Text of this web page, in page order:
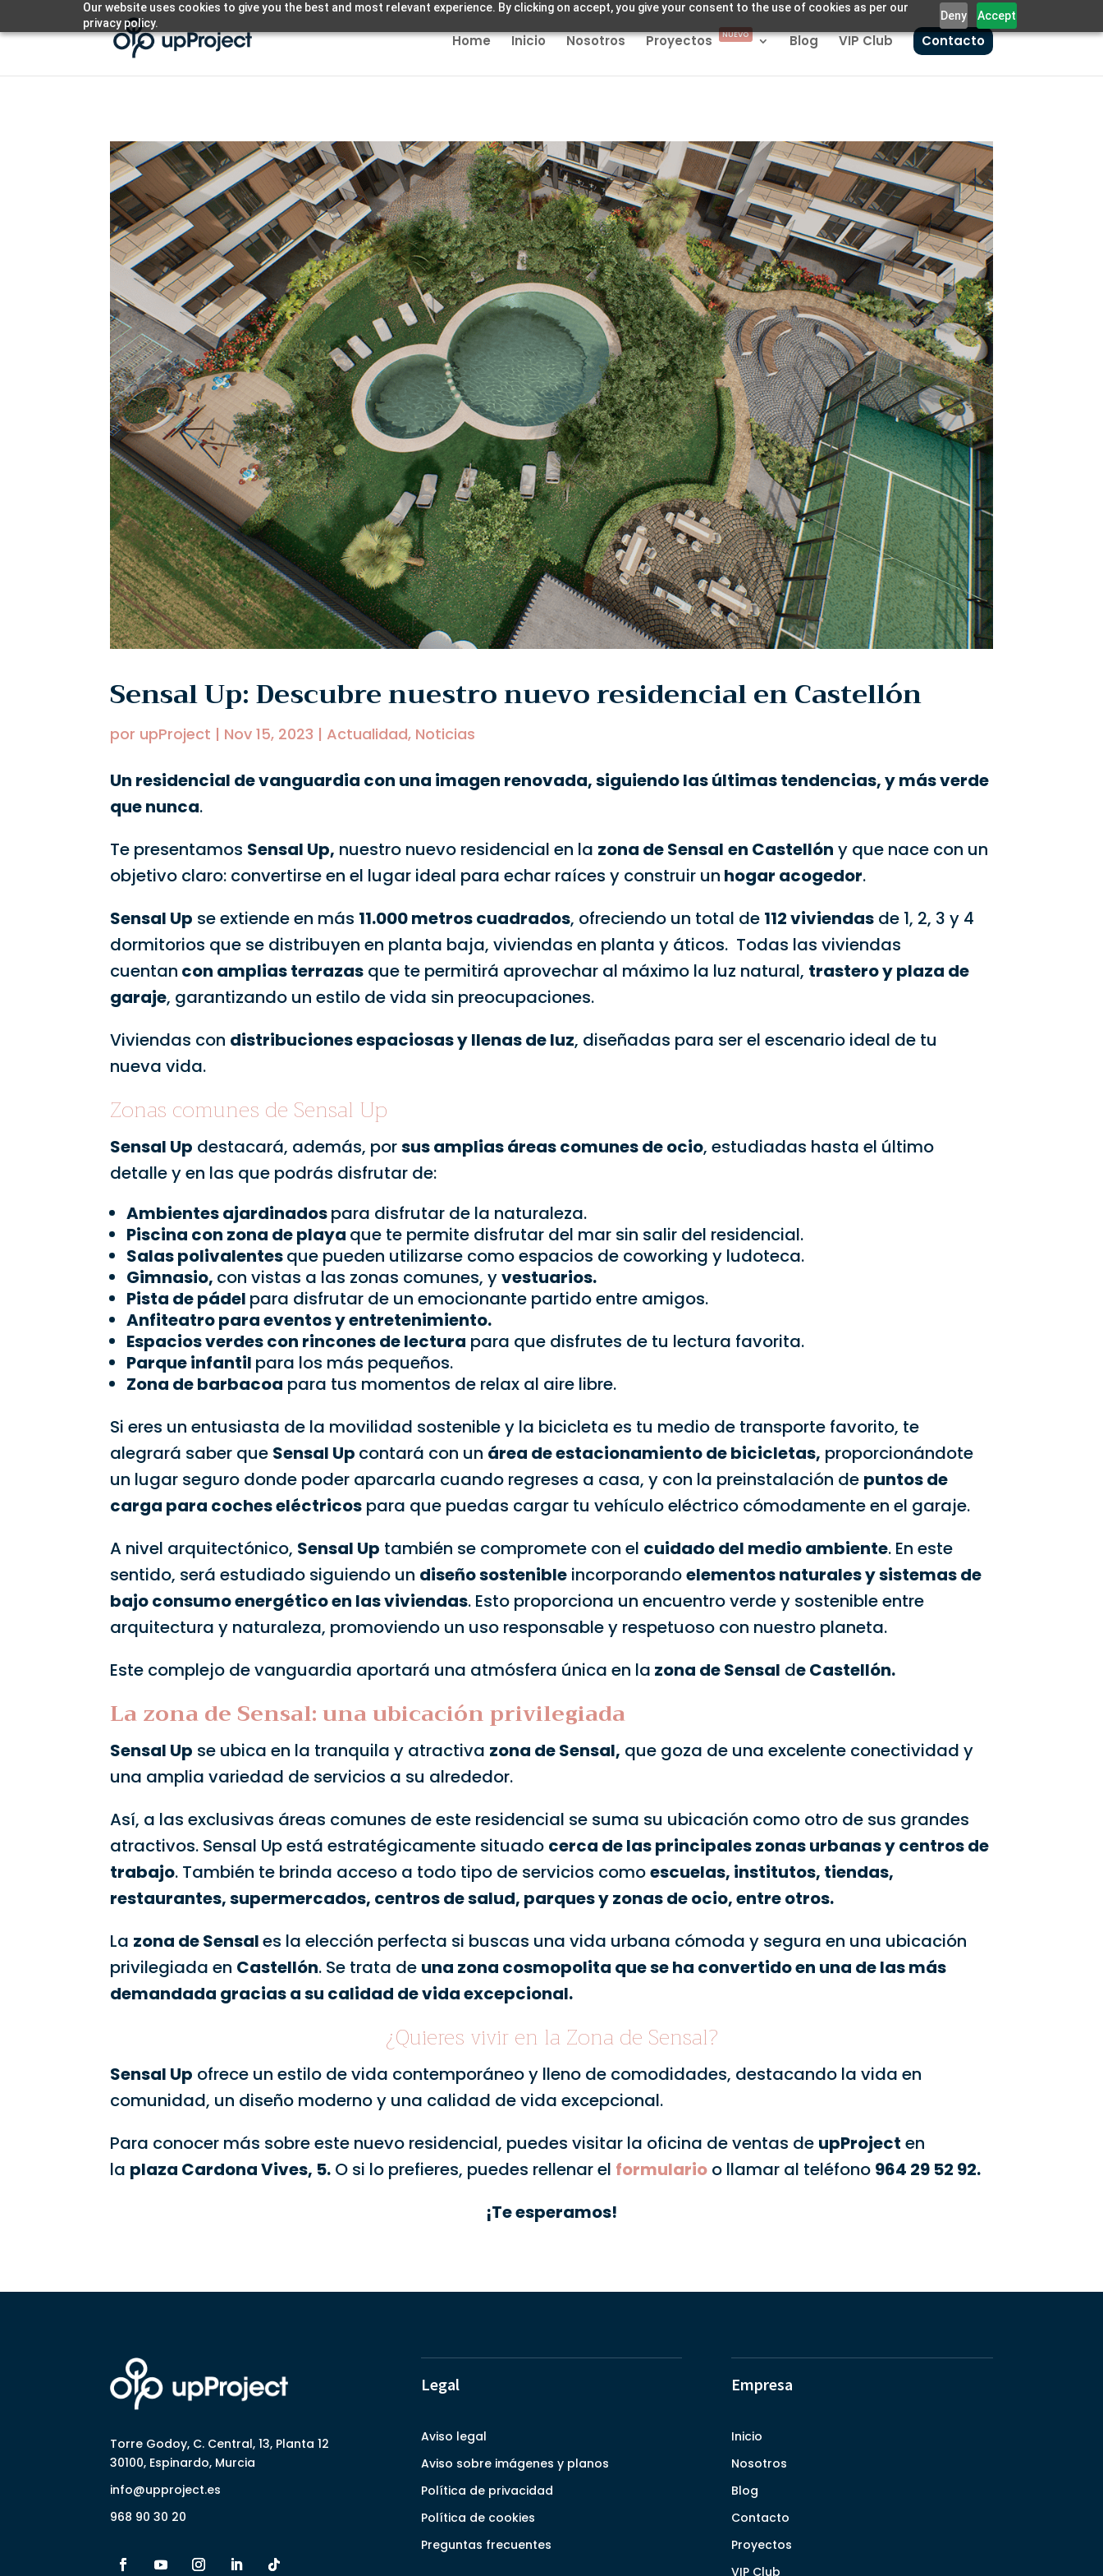
Our website uses cookies to give you the best and most relevant experience. By clicking on accept, you give your consent to the use of cookies as per our
privacy policy.
Deny Accept
Home Inicio Nosotros Proyectos NUEVO Blog VIP Club Contacto
Sensal Up: Descubre nuestro nuevo residencial en Castellón
por upProject | Nov 15, 2023 |Actualidad, Noticias
Un residencial de vanguardia con una imagen renovada, siguiendo las últimas tendencias, y más verde
que nunca.
Te presentamos Sensal Up, nuestro nuevo residencial en la zona de Sensal en Castellón y que nace con un
objetivo claro: convertirse en el lugar ideal para echar raíces y construir un hogar acogedor.
Sensal Up se extiende en más 11.000 metros cuadrados, ofreciendo un total de 112 viviendas de 1, 2, 3 y 4
dormitorios que se distribuyen en planta baja, viviendas en planta y áticos. Todas las viviendas
cuentan con amplias terrazas que te permitirá aprovechar al máximo la luz natural, trastero y plaza de
garaje, garantizando un estilo de vida sin preocupaciones.
Viviendas con distribuciones espaciosas y llenas de luz, diseñadas para ser el escenario ideal de tu
nueva vida.
Zonas comunes de Sensal Up
Sensal Up destacará, además, porsus amplias áreas comunes de ocio, estudiadas hasta el último
detalle y en las que podrás disfrutar de:
Ambientes ajardinadospara disfrutar de la naturaleza.
Piscina con zona de playa que te permite disfrutar del mar sin salir del residencial.
Salas polivalentesque pueden utilizarse como espacios de coworking y ludoteca.
Gimnasio, con vistas a las zonas comunes, yvestuarios.
Pista de pádel para disfrutar de un emocionante partido entre amigos.
Anfiteatro para eventos y entretenimiento.
Espacios verdes con rincones de lectura para que disfrutes de tu lectura favorita.
Parque infantil para los más pequeños.
Zona de barbacoa para tus momentos de relax al aire libre.
Si eres un entusiasta de la movilidad sostenible y la bicicleta es tu medio de transporte favorito, te
alegrará saber que Sensal Up contará con un área de estacionamiento de bicicletas, proporcionándote
un lugar seguro donde poder aparcarla cuando regreses a casa, y con la preinstalación de puntos de
carga para coches eléctricos para que puedas cargar tu vehículo eléctrico cómodamente en el garaje.
A nivel arquitectónico, Sensal Up también se compromete con el cuidado del medio ambiente. En este
sentido, será estudiado siguiendo un diseño sostenible incorporandoelementos naturales y sistemas de
bajo consumo energético en las viviendas. Esto proporciona un encuentro verde y sostenible entre
arquitectura y naturaleza, promoviendo un uso responsable y respetuoso con nuestro planeta.
Este complejo de vanguardia aportará una atmósfera única en la zona de Sensal de Castellón.
La zona de Sensal: una ubicación privilegiada
Sensal Up se ubica en la tranquila y atractiva zona de Sensal, que goza de una excelente conectividad y
una amplia variedad de servicios a su alrededor.
Así, a las exclusivas áreas comunes de este residencial se suma su ubicación como otro de sus grandes
atractivos. Sensal Up está estratégicamente situado cerca de las principales zonas urbanas y centros de
trabajo. También te brinda acceso a todo tipo de servicios comoescuelas, institutos, tiendas,
restaurantes, supermercados, centros de salud, parques y zonas de ocio, entre otros.
La zona de Sensales la elección perfecta si buscas una vida urbana cómoda y segura en una ubicación
privilegiada en Castellón. Se trata de una zona cosmopolita que se ha convertido en una de las más
demandada gracias a su calidad de vida excepcional.
¿Quieres vivir en la Zona de Sensal?
Sensal Up ofrece un estilo de vida contemporáneo y lleno de comodidades, destacando la vida en
comunidad, un diseño moderno y una calidad de vida excepcional.
Para conocer más sobre este nuevo residencial, puedes visitar la oficina de ventas de upProject en
la plaza Cardona Vives, 5. O si lo prefieres, puedes rellenar el formulario o llamar al teléfono 964 29 52 92.
¡Te esperamos!
Torre Godoy, C. Central, 13, Planta 12
30100, Espinardo, Murcia
info@upproject.es
968 90 30 20
Legal
Aviso legal
Aviso sobre imágenes y planos
Política de privacidad
Política de cookies
Preguntas frecuentes
Empresa
Inicio
Nosotros
Blog
Contacto
Proyectos
VIP Club